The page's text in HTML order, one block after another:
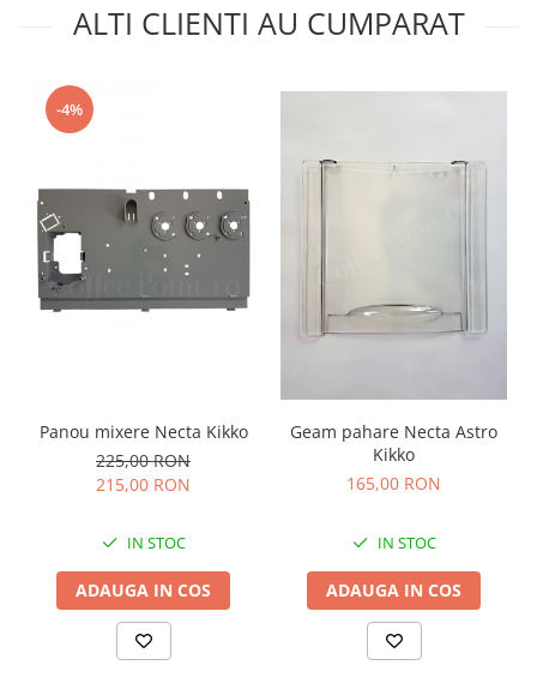
ALTI CLIENTI AU CUMPARAT
-4%
Panou mixere Necta Kikko
225,00 RON
215,00 RON
IN STOC
ADAUGA IN COS
Geam pahare Necta Astro
Kikko
165,00 RON
IN STOC
ADAUGA IN COS